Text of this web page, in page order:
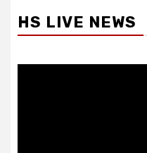
HS LIVE NEWS